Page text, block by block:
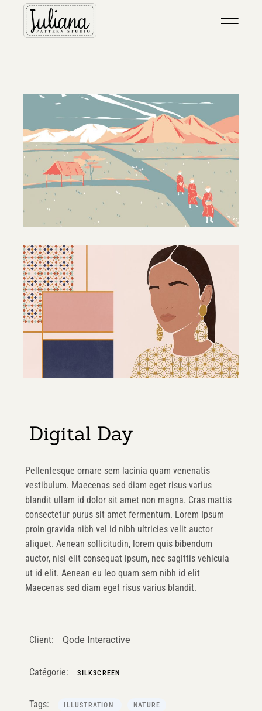
Digital Day
Pellentesque ornare sem lacinia quam venenatis
vestibulum. Maecenas sed diam eget risus varius
blandit ullam id dolor sit amet non magna. Cras mattis
consectetur purus sit amet fermentum. Lorem Ipsum
proin gravida nibh vel id nibh ultricies velit auctor
aliquet. Aenean sollicitudin, lorem quis bibendum
auctor, nisi elit consequat ipsum, nec sagittis vehicula
ut id elit. Aenean eu leo quam sem nibh id elit
Maecenas sed diam eget risus varius blandit.
Client: Qode Interactive
Catégorie: SILKSCREEN
Tags: ILLUSTRATION NATURE